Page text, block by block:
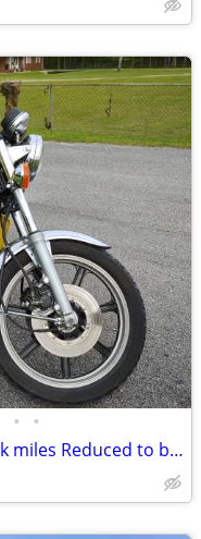
• •
1976 Honda Goldwing GL1000 30k miles Reduced to below Cost!